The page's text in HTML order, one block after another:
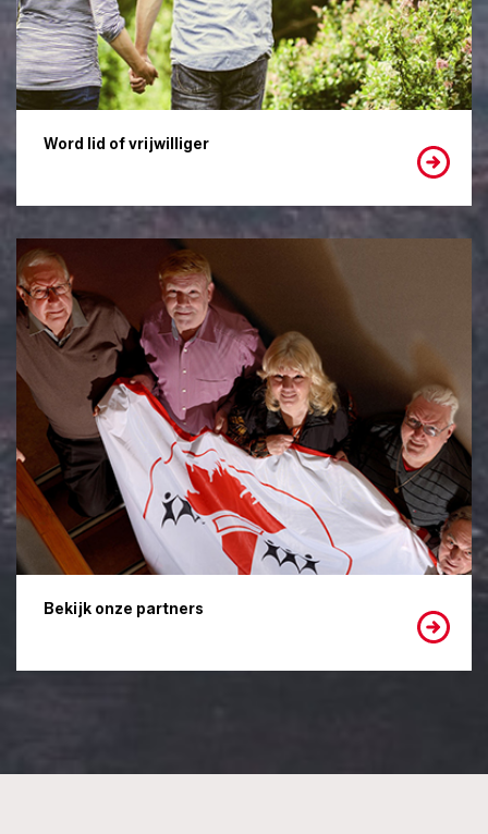
Word lid of vrijwilliger
Bekijk onze partners